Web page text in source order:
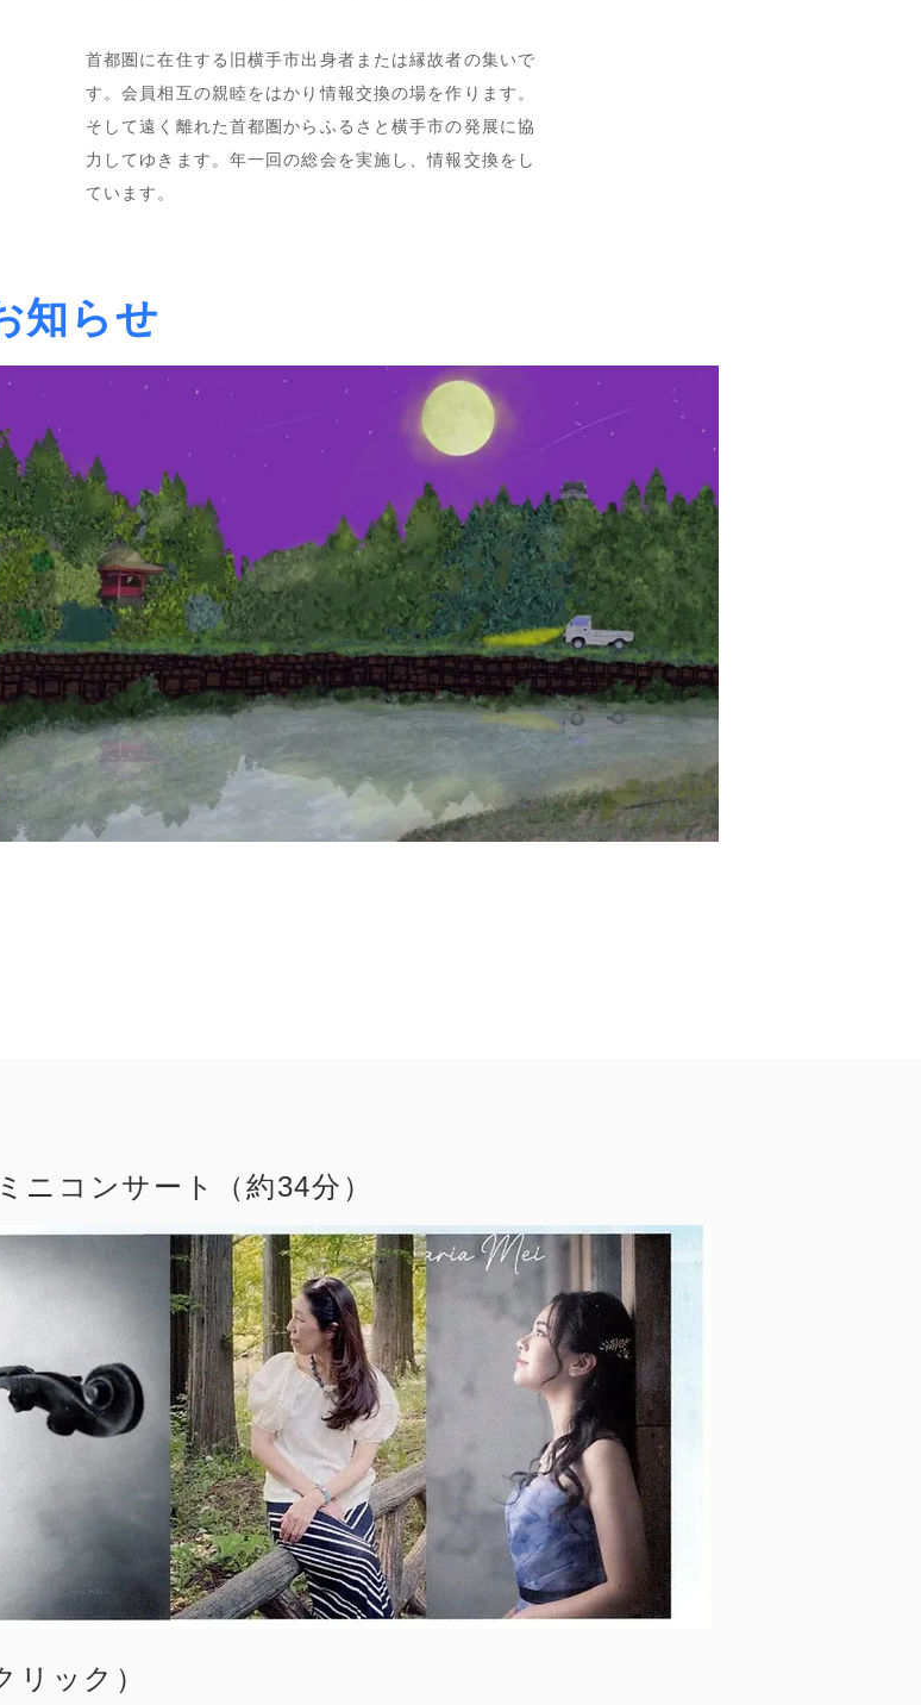
首都圏に在住する旧横手市出身者または縁故者の集いで
す。会員相互の親睦をはかり情報交換の場を作ります。
そして遠く離れた首都圏からふるさと横手市の発展に協
力してゆきます。年一回の総会を実施し、情報交換をし
ています。
知らせ
ニコンサート（約34分）
ック）